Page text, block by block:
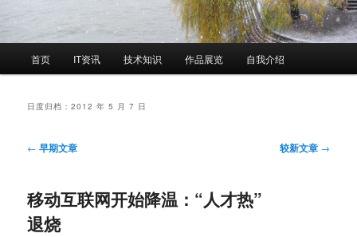
首页 IT资讯 技术知识 作品展览 自我介绍
日度归档：2012 年 5 月 7 日
文
航
← 早期文章 较新文章 →
移动互联网开始降温：“人才热”
退烧